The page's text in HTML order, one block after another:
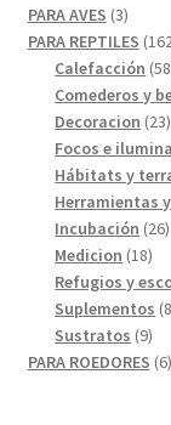
PARA AVES 33
PARA REPTILES
Calefacción 58
Comederos y
Decoracion 2323
Focos e
Hábitats y
Herramientas
Incubación 2626
Medicion 1818
Refugios y
Suplementos
Sustratos 99
PARA ROEDORES 66